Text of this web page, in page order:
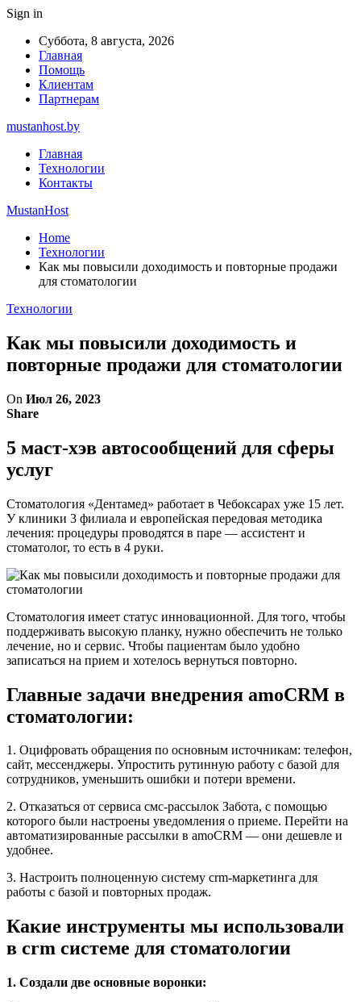
Sign in
Суббота, 8 августа, 2026
Главная
Помощь
Клиентам
Партнерам
mustanhost.by
Главная
Технологии
Контакты
MustanHost
Home
Технологии
Как мы повысили доходимость и повторные продажи
для стоматологии
Технологии
Как мы повысили доходимость и
повторные продажи для стоматологии
On Июл 26, 2023
Share
5 маст-хэв автосообщений для сферы
услуг
Стоматология «Дентамед» работает в Чебоксарах уже 15 лет.
У клиники 3 филиала и европейская передовая методика
лечения: процедуры проводятся в паре — ассистент и
стоматолог, то есть в 4 руки.
Стоматология имеет статус инновационной. Для того, чтобы
поддерживать высокую планку, нужно обеспечить не только
лечение, но и сервис. Чтобы пациентам было удобно
записаться на прием и хотелось вернуться повторно.
Главные задачи внедрения amoCRM в
стоматологии:
1. Оцифровать обращения по основным источникам: телефон,
сайт, мессенджеры. Упростить рутинную работу с базой для
сотрудников, уменьшить ошибки и потери времени.
2. Отказаться от сервиса смс-рассылок Забота, с помощью
которого были настроены уведомления о приеме. Перейти на
автоматизированные рассылки в amoCRM — они дешевле и
удобнее.
3. Настроить полноценную систему crm-маркетинга для
работы с базой и повторных продаж.
Какие инструменты мы использовали
в crm системе для стоматологии
1. Создали две основные воронки: